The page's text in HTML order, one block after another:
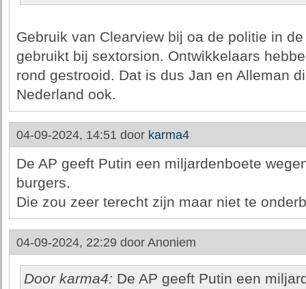
Gebruik van Clearview bij oa de politie in
gebruikt bij sextorsion. Ontwikkelaars
rond gestrooid. Dat is dus Jan en Alleman
Nederland ook.
04-09-2024, 14:51 door karma4
De AP geeft Putin een miljardenboete
burgers.
Die zou zeer terecht zijn maar niet te
04-09-2024, 22:29 door Anoniem
Door karma4: De AP geeft Putin een